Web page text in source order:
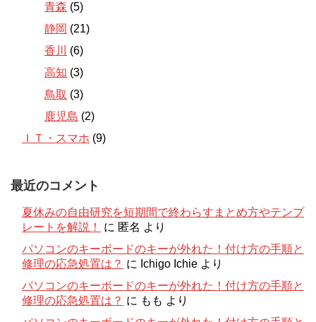
青森 (5)
静岡 (21)
香川
(6)
高知 (3)
鳥取 (3)
鹿児島 (2)
ＩＴ・スマホ (9)
最近のコメント
夏休みの自由研究を短期間で終わらすまとめ方やテンプ
レートを解説！
に 匿名 より
パソコンのキーボードのキーが外れた！付け方の手順と
修理の応急処置は？ に Ichigo Ichie より
パソコンのキーボードのキーが外れた！付け方の手順と
修理の応急処置は？ に もも より